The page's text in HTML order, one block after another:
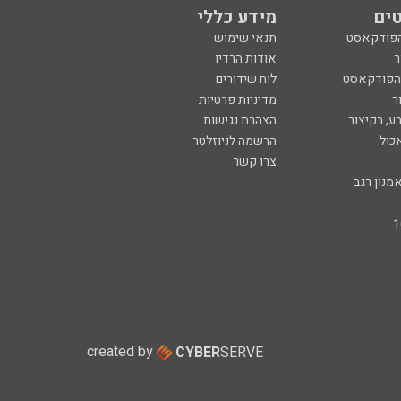
מידע כללי
תנאי שימוש
אודות הרדיו
הפודקאסט
לוח שידורים
מדיניות פרטיות
בקיצור
הצהרת נגישות
הרשמה לניוזלטר
צרו קשר
רגב
created by CYBERSERVE